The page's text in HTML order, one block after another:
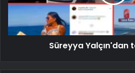
Süreyya Yalçın'dan